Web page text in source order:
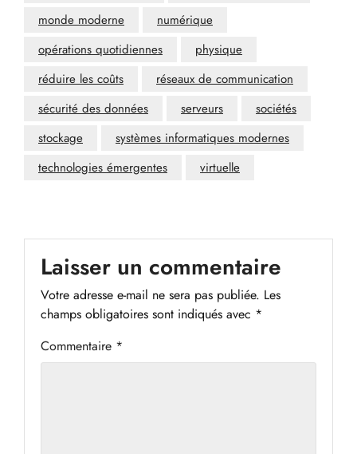
monde moderne
numérique
opérations quotidiennes
physique
réduire les coûts
réseaux de communication
sécurité des données
serveurs
sociétés
stockage
systèmes informatiques modernes
technologies émergentes
virtuelle
Laisser un commentaire
Votre adresse e-mail ne sera pas publiée. Les
champs obligatoires sont indiqués avec *
Commentaire *